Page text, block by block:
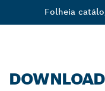
Folheia